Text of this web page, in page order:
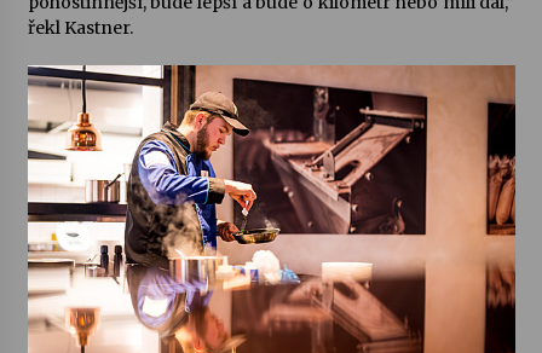
17. 7. 2026
Ozvěny prázdnin
14. 7. 2026
Za kulturou kousek za Humpolec. V Želivě ožije
odkaz Josefa Čapka
13. 7. 2026
Varhanní recitál Michala Novenka v Klášteře
Želiv
řekl Kastner.